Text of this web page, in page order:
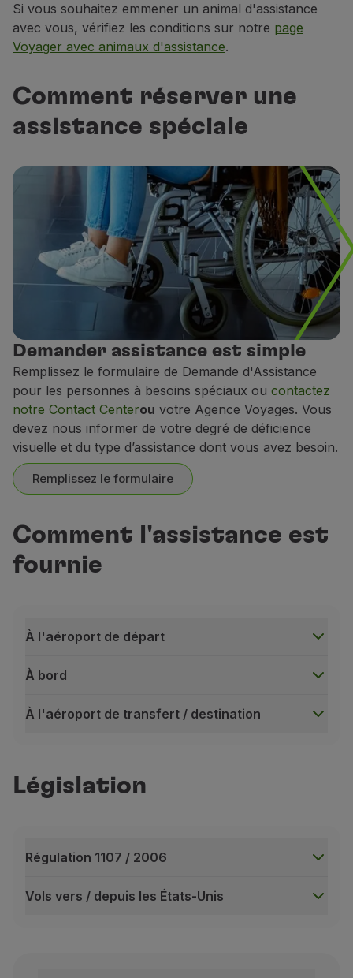
Centre d'aide
Questions frequentes
Demandes et réclamations
Informations utiles
Remboursements
Facture en ligne
Bagages perdus / endommagés
Vol retardé / annulé
2h avant le départ
Vols intercontinentaux
2h avant le départ
1h30 avant le départ
Si vous souhaitez emmener un animal d'assistance
avec vous, vérifiez les conditions sur notre page
Voyager avec animaux d'assistance.
Comment réserver une
assistance spéciale
Demander assistance est simple
Remplissez le formulaire de Demande d'Assistance
pour les personnes à besoins spéciaux ou contactez
notre Contact Centerou votre Agence Voyages. Vous
devez nous informer de votre degré de déficience
visuelle et du type d’assistance dont vous avez besoin.
Remplissez le formulaire
Comment l'assistance est
fournie
À l'aéroport de départ
À bord
À l'aéroport de transfert / destination
Si vous êtes un passager TAP / Star Alliance Gold
Il fournit également une description du système
Les consignes de sécurité sont disponibles en
Législation
Régulation 1107 / 2006
Vols vers / depuis les États-Unis